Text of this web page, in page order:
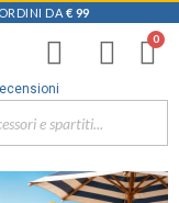
DA € 99